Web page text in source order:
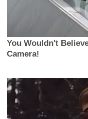
You Wouldn't
Camera!